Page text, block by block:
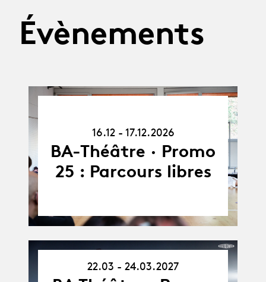
Évènements
16.12 - 17.12.2026
BA-Théâtre · Promo
25 : Parcours libres
22.03.27
22.03 - 24.03.2027